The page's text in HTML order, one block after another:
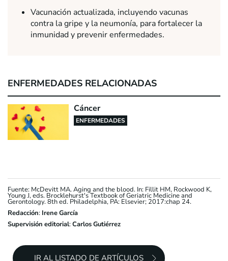
Vacunación actualizada, incluyendo vacunas
contra la gripe y la neumonía, para fortalecer la
inmunidad y prevenir enfermedades.
ENFERMEDADES RELACIONADAS
Cáncer
ENFERMEDADES
Fuente: McDevitt MA. Aging and the blood. In: Fillit HM, Rockwood K,
Young J, eds. Brocklehurst's Textbook of Geriatric Medicine and
Gerontology. 8th ed. Philadelphia, PA: Elsevier; 2017:chap 24.
Redacción: Irene García
Supervisión editorial:Carlos Gutiérrez
IR AL LISTADO DE ARTÍCULOS